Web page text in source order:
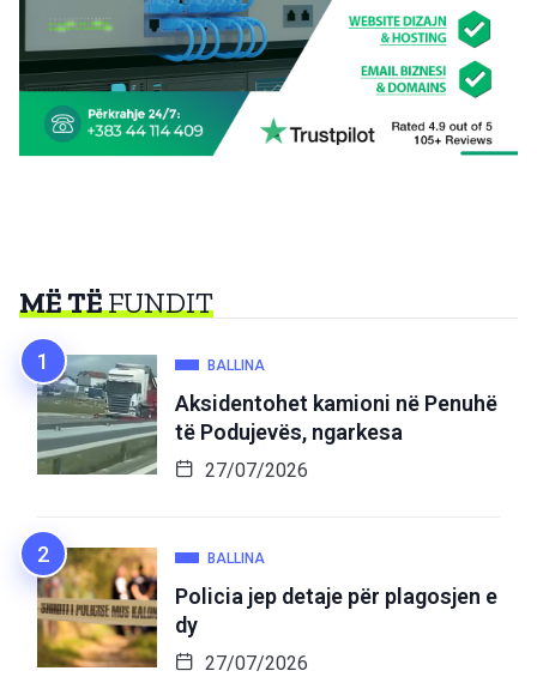
MË TËFUNDIT
BALLINA
Aksidentohet kamioni në Penuhë
të Podujevës, ngarkesa
27/07/2026
BALLINA
Policia jep detaje për plagosjen e
dy
27/07/2026